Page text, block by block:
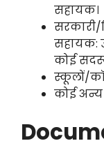
सहायक।
सरकारी/
सहायक:
कोई
स्कूलों/
कोई अन्य